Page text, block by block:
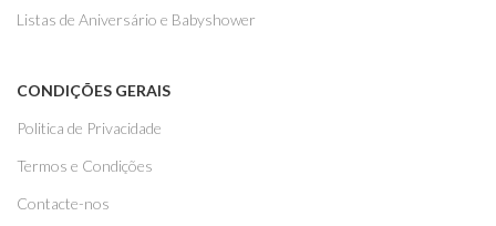
Listas de Aniversário e Babyshower
CONDIÇÕES GERAIS
Politica de Privacidade
Termos e Condições
Contacte-nos